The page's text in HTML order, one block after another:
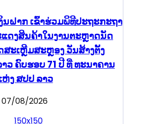
ນຝາກ ເຂົ້າຮ່ວມພິທີປະຖະກະຖາ
ດງສິນຄ້າໃນງານຕະຫຼາດນັດ
ສະເຫຼີມສະຫຼອງ ວັນສ້າງຕັ້ງ
ຄົບຮອບ 71 ປີ ທີ່ ທະນາຄານ
ງ ສປປ ລາວ
07/08/2026